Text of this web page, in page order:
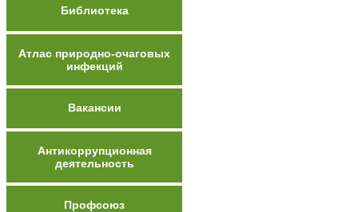
Библиотека
Атлас природно-очаговых
инфекций
Вакансии
Антикоррупционная
деятельность
Профсоюз